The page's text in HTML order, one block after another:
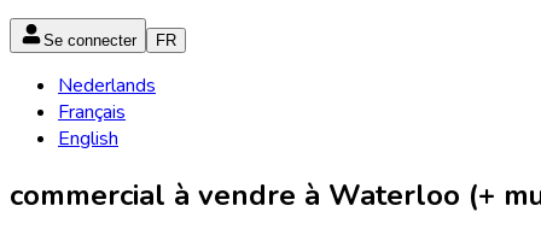
Se connecter FR
Nederlands
Français
English
commercial à vendre à Waterloo (+